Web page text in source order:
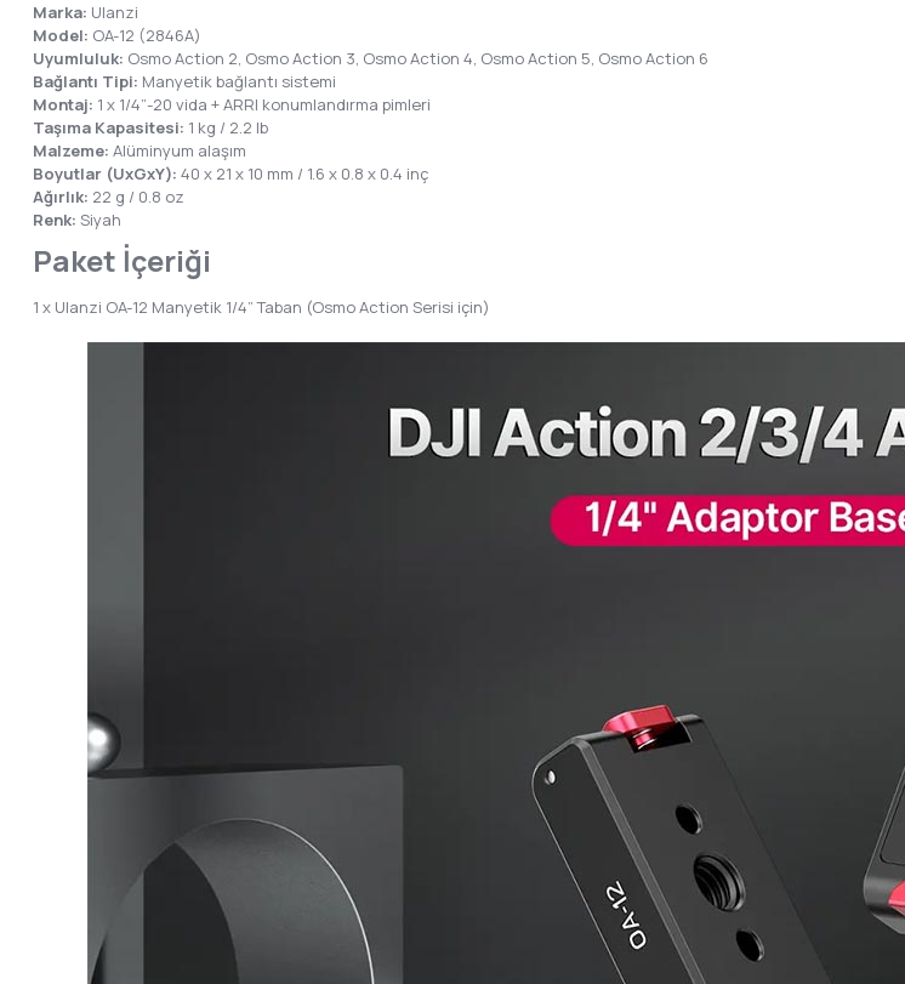
Marka: Ulanzi
Model: OA-12 (2846A)
Uyumluluk: Osmo Action 2, Osmo Action 3, Osmo Action 4, Osmo Action 5, Osmo Action 6
Bağlantı Tipi: Manyetik bağlantı sistemi
Montaj: 1 x 1/4”-20 vida + ARRI konumlandırma pimleri
Taşıma Kapasitesi: 1 kg / 2.2 lb
Malzeme: Alüminyum alaşım
Boyutlar (UxGxY): 40 x 21 x 10 mm / 1.6 x 0.8 x 0.4 inç
Ağırlık: 22 g / 0.8 oz
Renk: Siyah
Paket İçeriği
1 x Ulanzi OA-12 Manyetik 1/4” Taban (Osmo Action Serisi için)